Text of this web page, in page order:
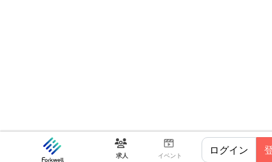
求人 イベント ログイン